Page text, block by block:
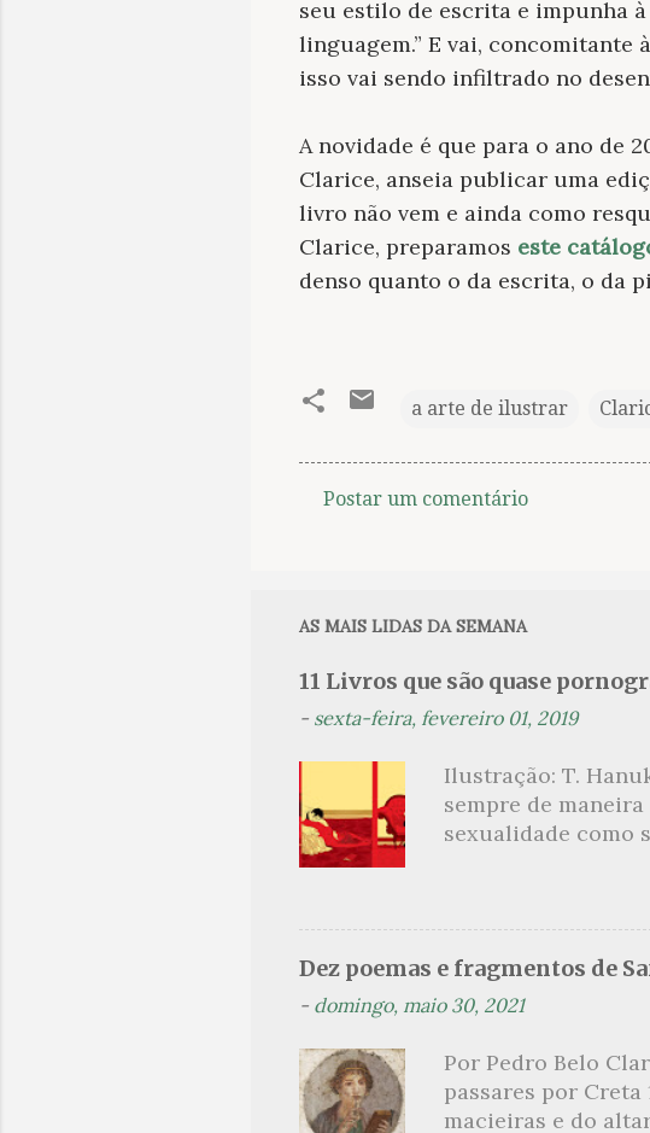
seu estilo de escrita e impunha
linguagem.” E vai,
isso vai sendo infiltrado no
A novidade é que para o ano de
Clarice, anseia publicar uma
livro não vem e ainda como
Clarice, preparamos este
denso quanto o da escrita, o da
a arte de ilustrar
e
t
á
r
o
s
Postar um comentário
AS MAIS LIDAS DA SEMANA
11 Livros que são quase
- sexta-feira, fevereiro 01, 2019
Ilustração: T.
sempre de
sexualidade como
apresenta um
sido autora de um
principais figuras
se tratar de uma
filha. Les Petits ,
termina numa
Dez poemas e fragmentos de
- domingo, maio 30, 2021
Por Pedro Belo
passares por
macieiras e do